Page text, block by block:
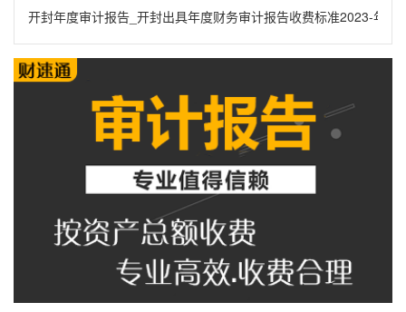
开封年度审计报告_开封出具年度财务审计报告收费标准2023-年度